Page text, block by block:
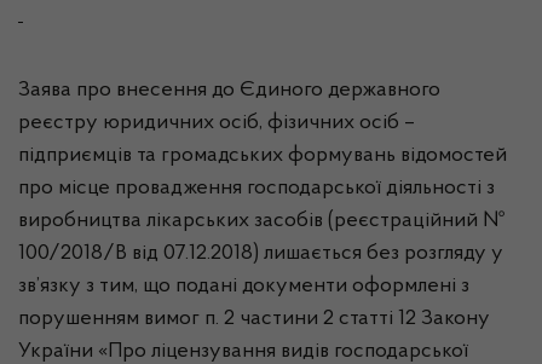
Заява про внесення до Єдиного державного
реєстру юридичних осіб, фізичних осіб –
підприємців та громадських формувань відомостей
про місце провадження господарської діяльності з
виробництва лікарських засобів (реєстраційний №
100/2018/В від 07.12.2018) лишається без розгляду у
зв’язку з тим, що подані документи оформлені з
порушенням вимог п. 2 частини 2 статті 12 Закону
України «Про ліцензування видів господарської